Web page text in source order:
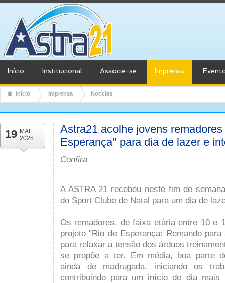
Início Institucional Associe-se Imprensa
Início Imprensa Notícias
19 MAI
2025
Astra21 acolhe jovens
Esperança" para dia de lazer e
Confira
A ASTRA 21 recebeu neste fim de
do Sport Clube de Natal para um dia de
Os remadores, de faixa etária entre 10 e
projeto "Rio de Esperança: Remando
para relaxar a tensão dos árduos
se propõe a ter. Em média, boa parte
ainda de madrugada, iniciando os
contribuindo para um início de dia mais